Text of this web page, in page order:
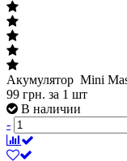
Акумулятор Mini
99 грн. за 1 шт
В наличии
-